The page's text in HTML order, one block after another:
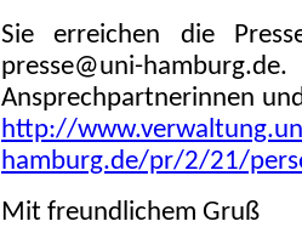
Sie erreichen die
presse@uni-
Ansprechpartnerinnen
http://
hamburg.de/pr/2/21/
Mit freundlichem Gruß